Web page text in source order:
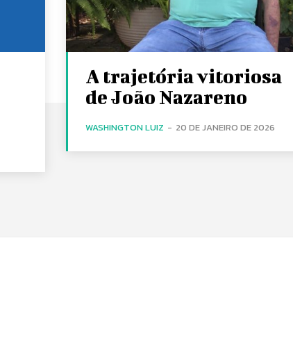
A trajetória vitoriosa
de João Nazareno
WASHINGTON LUIZ - 20 DE JANEIRO DE 2026